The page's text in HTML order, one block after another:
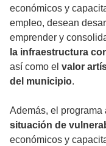
económicos y
empleo, desean
emprender y
la infraestructura
así como el valor
del municipio.
Además, el programa
situación de
económicos y